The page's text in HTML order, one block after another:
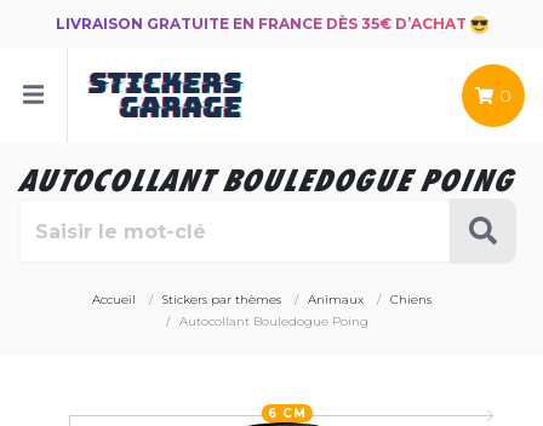
LIVRAISON GRATUITE EN FRANCE DÈS 35€ D’ACHAT
0
AUTOCOLLANT BOULEDOGUE POING
Accueil Stickers par thèmes Animaux
Chiens
Autocollant Bouledogue Poing
6 CM